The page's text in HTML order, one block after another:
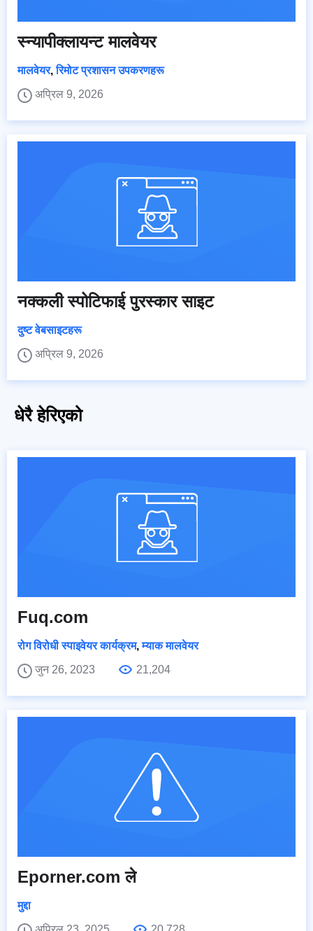
स्न्यापीक्लायन्ट मालवेयर
मालवेयर,रिमोट प्रशासन उपकरणहरू
अप्रिल 9, 2026
नक्कली स्पोटिफाई पुरस्कार साइट
दुष्ट वेबसाइटहरू
अप्रिल 9, 2026
धेरै हेरिएको
Fuq.com
रोग विरोधी स्पाइवेयर कार्यक्रम,म्याक मालवेयर
जुन 26, 2023
21,204
Eporner.com ले
मुद्दा